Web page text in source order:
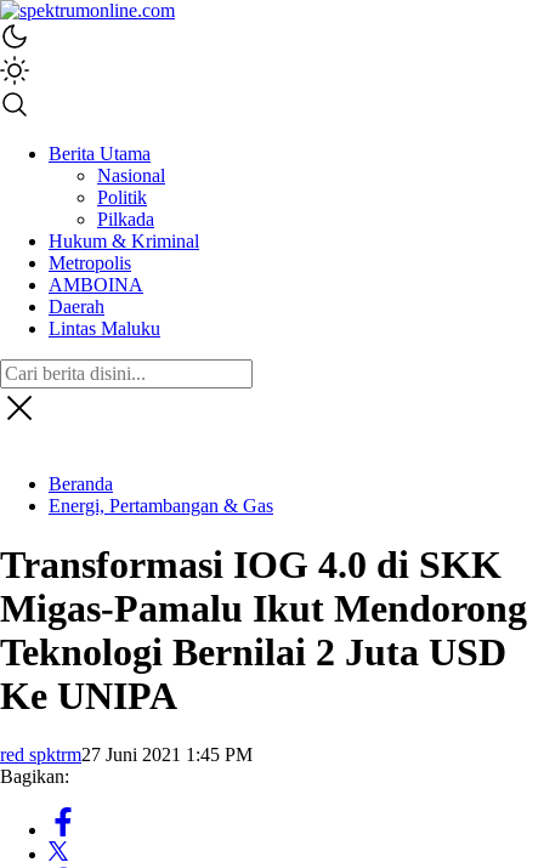
spektrumonline.com
Berita Utama
Nasional
Politik
Pilkada
Hukum & Kriminal
Metropolis
AMBOINA
Daerah
Lintas Maluku
Beranda
Energi, Pertambangan & Gas
Transformasi IOG 4.0 di SKK
Migas-Pamalu Ikut Mendorong
Teknologi Bernilai 2 Juta USD
Ke UNIPA
red spktrm27 Juni 2021 1:45 PM
Bagikan: